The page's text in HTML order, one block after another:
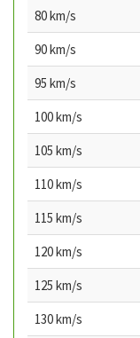
80 km/s
90 km/s
95 km/s
100 km/s
105 km/s
110 km/s
115 km/s
120 km/s
125 km/s
130 km/s